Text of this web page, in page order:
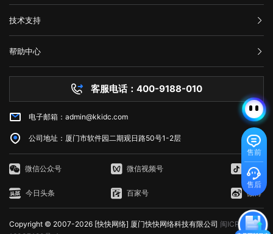
售前
售后
购买流程
服务条款
公司介绍
举报中心
隐私声明
技术支持
网站备案
技术文档
帮助中心
服务器问题
市场资讯
客服电话：400-9188-010
电子邮箱：admin@kkidc.com
公司地址：厦门市软件园二期观日路50号1-2层
微信公众号 微信视频号 抖音
今日头条 百家号 微博
Copyright © 2007-2026 [快快网络] 厦门快快网络科技有限公司 闽ICP备